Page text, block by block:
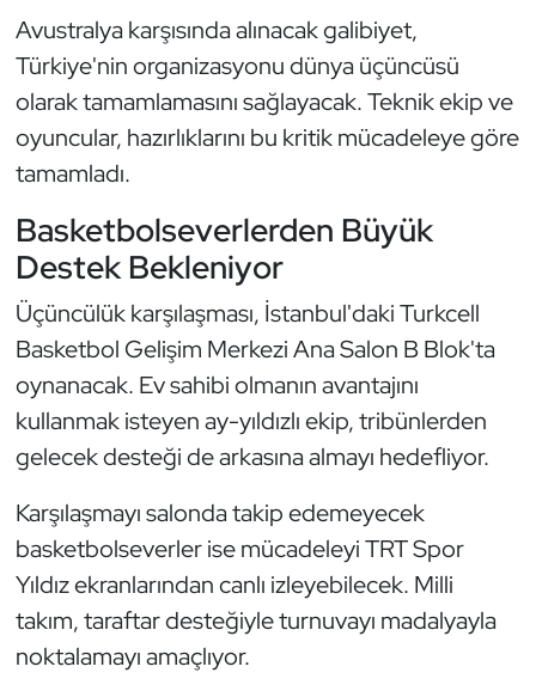
Avustralya karşısında alınacak galibiyet,
Türkiye'nin organizasyonu dünya üçüncüsü
olarak tamamlamasını sağlayacak. Teknik ekip ve
oyuncular, hazırlıklarını bu kritik mücadeleye göre
tamamladı.
Basketbolseverlerden Büyük
Destek Bekleniyor
Üçüncülük karşılaşması, İstanbul'daki Turkcell
Basketbol Gelişim Merkezi Ana Salon B Blok'ta
oynanacak. Ev sahibi olmanın avantajını
kullanmak isteyen ay-yıldızlı ekip, tribünlerden
gelecek desteği de arkasına almayı hedefliyor.
Karşılaşmayı salonda takip edemeyecek
basketbolseverler ise mücadeleyi TRT Spor
Yıldız ekranlarından canlı izleyebilecek. Milli
takım, taraftar desteğiyle turnuvayı madalyayla
noktalamayı amaçlıyor.
İşitme Engelli Sporcular
Judo ve Kuraş
Kano ve Rafting
Karate
Kayak
Kempo
Kick Boks
Kürek
Masa Tenisi
Modern Pentatlon
Motor Sporları